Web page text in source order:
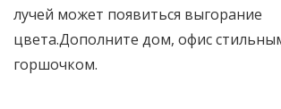
лучей может появиться выгорание
цвета.Дополните дом, офис
горшочком.